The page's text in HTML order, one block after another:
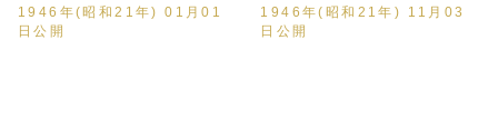
1946年(昭和21年) 01月01
日公開
1946年(昭和21年) 11月03
日公開